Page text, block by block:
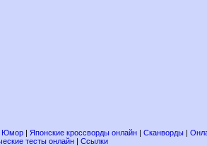
Юмор | Японские кроссворды онлайн | Сканворды |
тесты онлайн | Ссылки